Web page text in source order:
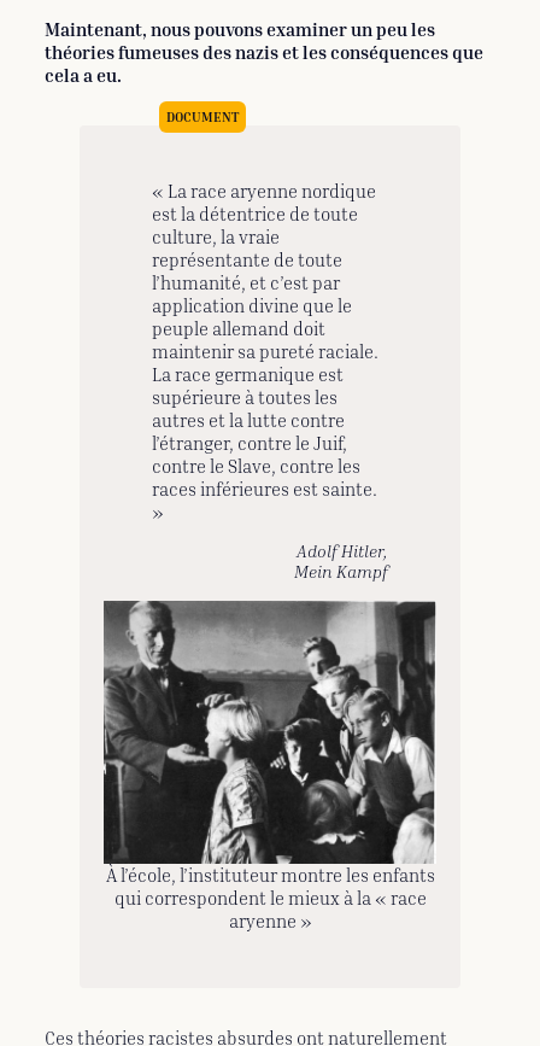
Maintenant, nous pouvons examiner un peu les
théories fumeuses des nazis et les conséquences que
cela a eu.
« La race aryenne nordique
est la détentrice de toute
culture, la vraie
représentante de toute
l’humanité, et c’est par
application divine que le
peuple allemand doit
maintenir sa pureté raciale.
La race germanique est
supérieure à toutes les
autres et la lutte contre
l’étranger, contre le Juif,
contre le Slave, contre les
races inférieures est sainte.
»
Adolf Hitler,
Mein Kampf
À l’école, l’instituteur montre les enfants
qui correspondent le mieux à la « race
aryenne »
Ces théories racistes absurdes ont naturellement